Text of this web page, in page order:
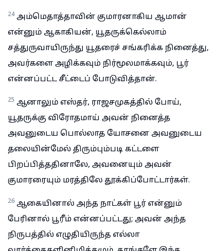
24 அம்மெதாத்தாவின் குமாரனாகிய ஆமான்
என்னும் ஆகாகியன், யூதருக்கெல்லாம்
சத்துருவாயிருந்து யூதரைச் சங்கரிக்க நினைத்து,
அவர்களை அழிக்கவும் நிர்மூலமாக்கவும், பூர்
என்னப்பட்ட சீட்டைப் போடுவித்தான்.
25 ஆனாலும் எஸ்தர், ராஜசமுகத்தில் போய்,
யூதருக்கு விரோதமாய் அவன் நினைத்த
அவனுடைய பொல்லாத யோசனை அவனுடைய
தலையின்மேல் திரும்பும்படி கட்டளை
பிறப்பித்ததினாலே, அவனையும் அவன்
குமாரரையும் மரத்திலே தூக்கிப்போட்டார்கள்.
26 ஆகையினால் அந்த நாட்கள் பூர் என்னும்
பேரினால் பூரீம் என்னப்பட்டது; அவன் அந்த
நிருபத்தில் எழுதியிருந்த எல்லா